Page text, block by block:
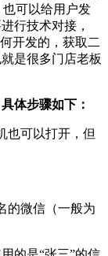
可以给用户发
行技术对接，
开发的，获取二
是很多门店老板
体步骤如下：
也可以打开，但
的微信（一般为